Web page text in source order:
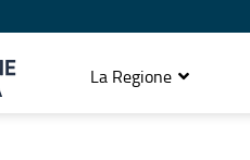
La Regione